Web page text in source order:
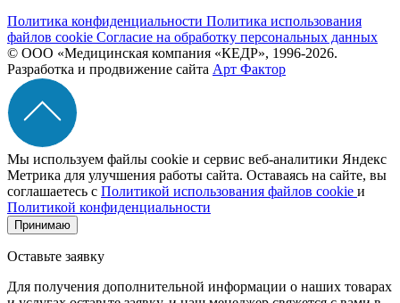
Политика конфиденциальности Политика использования
файлов cookie Согласие на обработку персональных данных
© ООО «Медицинская компания «КЕДР», 1996-2026.
Разработка и продвижение сайта Арт Фактор
Мы используем файлы cookie и сервис веб-аналитики Яндекс
Метрика для улучшения работы сайта. Оставаясь на сайте, вы
соглашаетесь с Политикой использования файлов cookie и
Политикой конфиденциальности
Принимаю
Оставьте заявку
Для получения дополнительной информации о наших товарах